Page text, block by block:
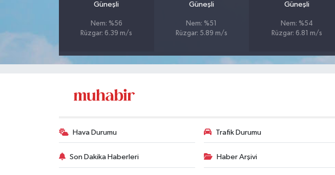
Güneşli
Nem: %56
Rüzgar: 6.39 m/s
Güneşli
Nem: %51
Rüzgar: 5.89 m/s
Güneşli
Nem: %54
Rüzgar: 6.81 m/s
Hava Durumu Trafik Durumu
Son Dakika Haberleri Haber Arşivi